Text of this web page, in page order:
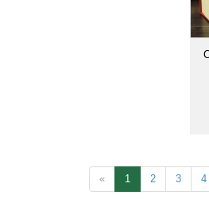
« 1 2 3 4